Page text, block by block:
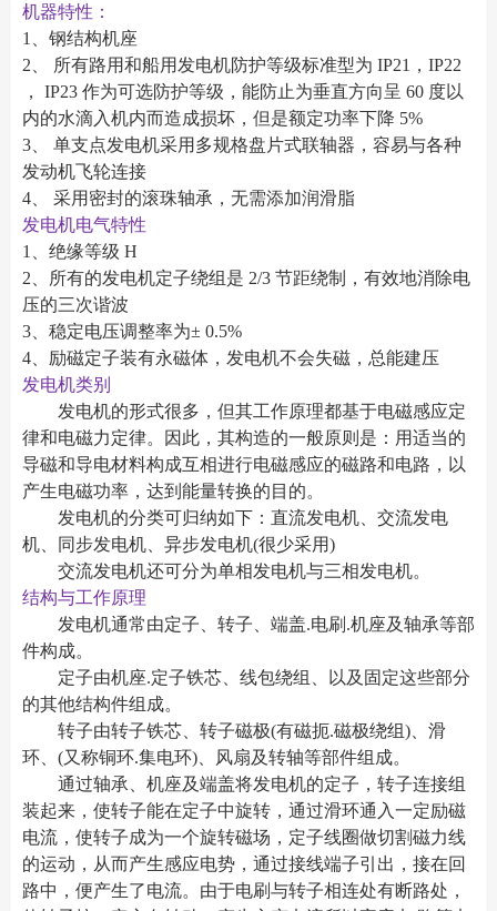
机器特性：
1、钢结构机座
2、 所有路用和船用发电机防护等级标准型为 IP21，IP22
， IP23 作为可选防护等级，能防止为垂直方向呈 60 度以
内的水滴入机内而造成损坏，但是额定功率下降 5%
3、 单支点发电机采用多规格盘片式联轴器，容易与各种
发动机飞轮连接
4、 采用密封的滚珠轴承，无需添加润滑脂
发电机电气特性
1、绝缘等级 H
2、所有的发电机定子绕组是 2/3 节距绕制，有效地消除电
压的三次谐波
3、稳定电压调整率为± 0.5%
4、励磁定子装有永磁体，发电机不会失磁，总能建压
发电机类别
发电机的形式很多，但其工作原理都基于电磁感应定
律和电磁力定律。因此，其构造的一般原则是：用适当的
导磁和导电材料构成互相进行电磁感应的磁路和电路，以
产生电磁功率，达到能量转换的目的。
发电机的分类可归纳如下：直流发电机、交流发电
机、同步发电机、异步发电机(很少采用)
交流发电机还可分为单相发电机与三相发电机。
结构与工作原理
发电机通常由定子、转子、端盖.电刷.机座及轴承等部
件构成。
定子由机座.定子铁芯、线包绕组、以及固定这些部分
的其他结构件组成。
转子由转子铁芯、转子磁极(有磁扼.磁极绕组)、滑
环、(又称铜环.集电环)、风扇及转轴等部件组成。
通过轴承、机座及端盖将发电机的定子，转子连接组
装起来，使转子能在定子中旋转，通过滑环通入一定励磁
电流，使转子成为一个旋转磁场，定子线圈做切割磁力线
的运动，从而产生感应电势，通过接线端子引出，接在回
路中，便产生了电流。由于电刷与转子相连处有断路处，